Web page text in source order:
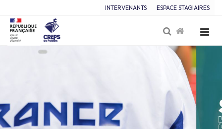
INTERVENANTS ESPACE STAGIAIRES